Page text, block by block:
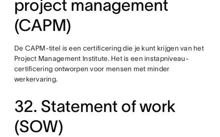
project management
(CAPM)
De CAPM-titel is een certificering die je kunt krijgen van het
Project Management Institute. Het is een instapniveau-
certificering ontworpen voor mensen met minder
werkervaring.
32. Statement of work
(SOW)